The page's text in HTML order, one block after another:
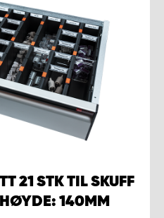
21 STK TIL SKUFF
140MM